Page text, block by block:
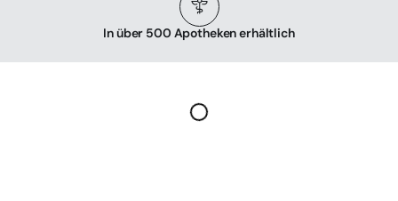
In über 500 Apotheken erhältlich